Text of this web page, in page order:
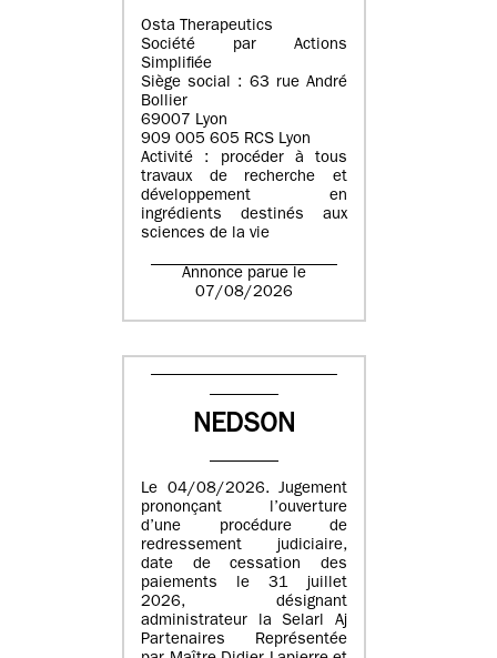
Osta Therapeutics
Société par Actions
Simplifiée
Siège social : 63 rue André
Bollier
69007 Lyon
909 005 605 RCS Lyon
Activité : procéder à tous
travaux de recherche et
développement en
ingrédients destinés aux
sciences de la vie
Annonce parue le
07/08/2026
NEDSON
Le 04/08/2026. Jugement
prononçant l’ouverture
d’une procédure de
redressement judiciaire,
date de cessation des
paiements le 31 juillet
2026, désignant
administrateur la Selarl Aj
Partenaires Représentée